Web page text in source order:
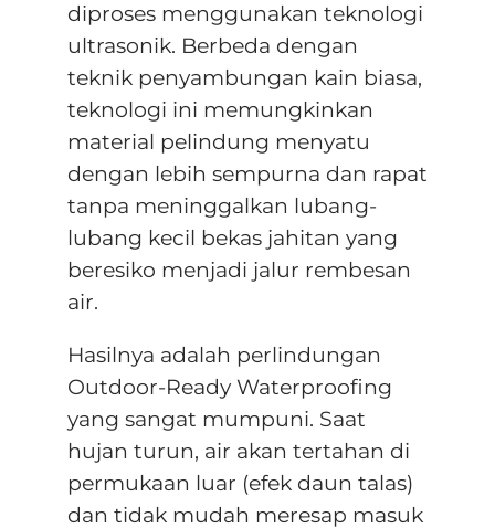
diproses menggunakan teknologi
ultrasonik. Berbeda dengan
teknik penyambungan kain biasa,
teknologi ini memungkinkan
material pelindung menyatu
dengan lebih sempurna dan rapat
tanpa meninggalkan lubang-
lubang kecil bekas jahitan yang
beresiko menjadi jalur rembesan
air.
Hasilnya adalah perlindungan
Outdoor-Ready Waterproofing
yang sangat mumpuni. Saat
hujan turun, air akan tertahan di
permukaan luar (efek daun talas)
dan tidak mudah meresap masuk